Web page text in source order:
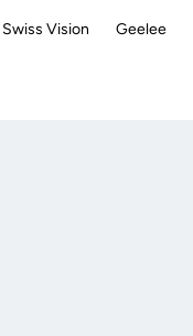
Swiss Vision Geelee